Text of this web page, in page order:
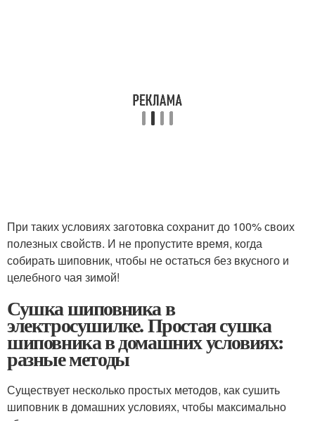
При таких условиях заготовка сохранит до 100% своих
полезных свойств. И не пропустите время, когда
собирать шиповник, чтобы не остаться без вкусного и
целебного чая зимой!
Сушка шиповника в
электросушилке. Простая сушка
шиповника в домашних условиях:
разные методы
Существует несколько простых методов, как сушить
шиповник в домашних условиях, чтобы максимально